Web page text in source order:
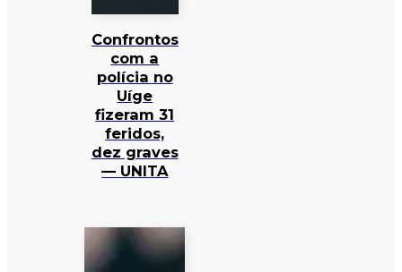
Confrontos
com a
polícia no
Uíge
fizeram 31
feridos,
dez graves
— UNITA